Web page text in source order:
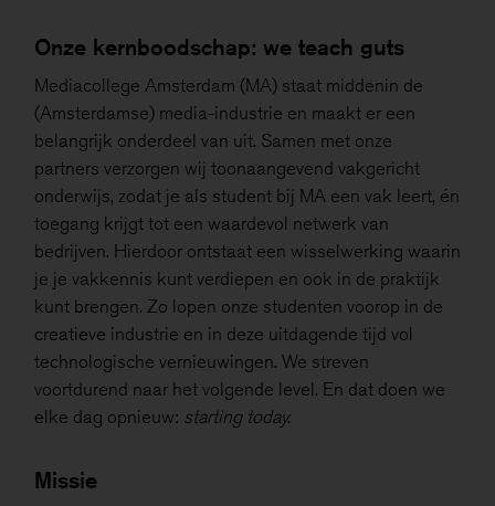
Onze kernboodschap: we teach guts
Mediacollege Amsterdam (MA) staat middenin de
(Amsterdamse) media-industrie en maakt er een
belangrijk onderdeel van uit. Samen met onze
partners verzorgen wij toonaangevend vakgericht
onderwijs, zodat je als student bij MA een vak leert, én
toegang krijgt tot een waardevol netwerk van
bedrijven. Hierdoor ontstaat een wisselwerking waarin
je je vakkennis kunt verdiepen en ook in de praktijk
kunt brengen. Zo lopen onze studenten voorop in de
creatieve industrie en in deze uitdagende tijd vol
technologische vernieuwingen. We streven
voortdurend naar het volgende level. En dat doen we
elke dag opnieuw: starting today.
Missie